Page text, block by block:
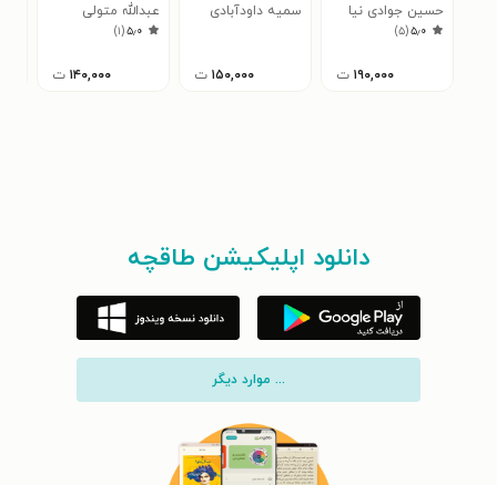
سیره پیشوایان
حسین جوادی نیا
۵٫۰(۵)
۱۹۰,۰۰۰ ت
سمیه داودآبادی
۱۵۰,۰۰۰ ت
اجتماعی محمد
اقبال لاهوری
عبدالله متولی
۵٫۰(۱)
۱۴۰,۰۰۰ ت
دانلود اپلیکیشن طاقچه
... موارد دیگر